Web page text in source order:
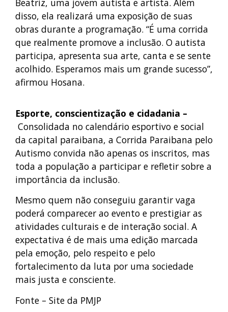
disso, ela realizará uma exposição de suas
obras durante a programação. “É uma corrida
que realmente promove a inclusão. O autista
participa, apresenta sua arte, canta e se sente
acolhido. Esperamos mais um grande sucesso”,
afirmou Hosana.
Esporte, conscientização e cidadania –
Consolidada no calendário esportivo e social
da capital paraibana, a Corrida Paraibana pelo
Autismo convida não apenas os inscritos, mas
toda a população a participar e refletir sobre a
importância da inclusão.
Mesmo quem não conseguiu garantir vaga
poderá comparecer ao evento e prestigiar as
atividades culturais e de interação social. A
expectativa é de mais uma edição marcada
pela emoção, pelo respeito e pelo
fortalecimento da luta por uma sociedade
mais justa e consciente.
Fonte – Site da PMJP